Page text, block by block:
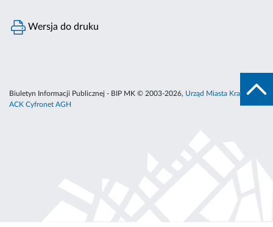
Wersja do druku
Biuletyn Informacji Publicznej - BIP MK © 2003-2026, Urząd Miasta Krakowa
ACK Cyfronet AGH